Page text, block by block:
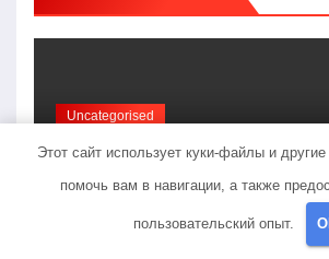
Uncategorised
Галилео Галилей —
известный ученый
открытия —
биография,
ФЕВ 17, 2023 MINING_BROTH
Этот сайт использует куки-файлы и
помочь вам в навигации, а также
пользовательский опыт.